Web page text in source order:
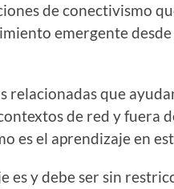
de conectivismo
emergente
relacionadas que
de red y fuera
es el aprendizaje en
es y debe ser sin